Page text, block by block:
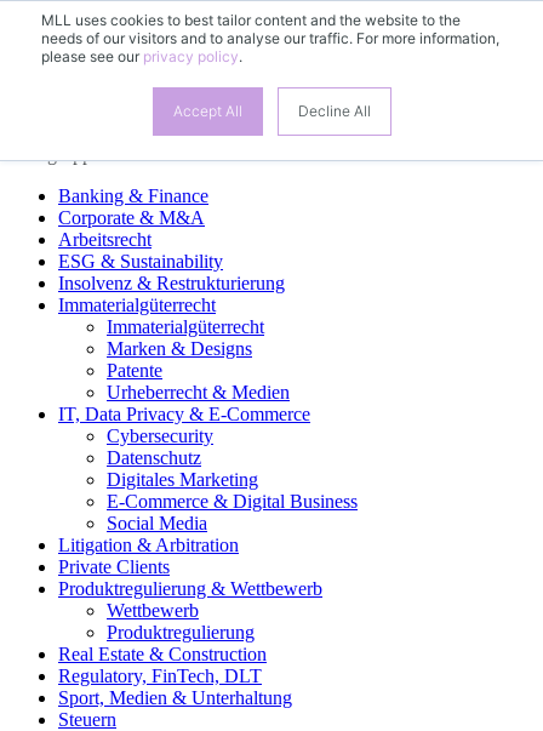
MLL uses cookies to best tailor content and the website to the
needs of our visitors and to analyse our traffic. For more information,
please see our privacy policy.
Accept All Decline All
FRES
Banking & Finance
Corporate & M&A
Arbeitsrecht
ESG & Sustainability
Insolvenz & Restrukturierung
Immaterialgüterrecht
Immaterialgüterrecht
Marken & Designs
Patente
Urheberrecht & Medien
IT, Data Privacy & E-Commerce
Cybersecurity
Datenschutz
Digitales Marketing
E-Commerce & Digital Business
Social Media
Litigation & Arbitration
Private Clients
Produktregulierung & Wettbewerb
Wettbewerb
Produktregulierung
Real Estate & Construction
Regulatory, FinTech, DLT
Sport, Medien & Unterhaltung
Steuern